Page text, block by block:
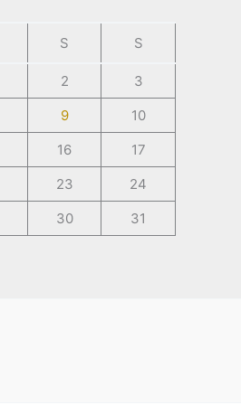
S S
2
3
9
10
16
17
23
24
30 31